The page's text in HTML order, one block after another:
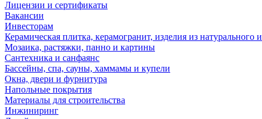
Лицензии и сертификаты
Вакансии
Инвесторам
Керамическая плитка, керамогранит, изделия из натурального
Мозаика, растяжки, панно и картины
Сантехника и санфаянс
Бассейны, спа, сауны, хаммамы и купели
Окна, двери и фурнитура
Напольные покрытия
Материалы для строительства
Инжиниринг